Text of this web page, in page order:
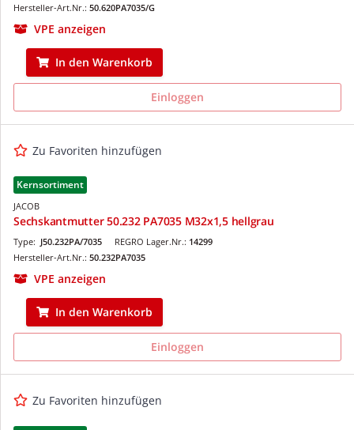
Hersteller-Art.Nr.: 50.620PA7035/G
VPE anzeigen
In den Warenkorb
Einloggen
Zu Favoriten hinzufügen
Kernsortiment
JACOB
Sechskantmutter 50.232 PA7035 M32x1,5 hellgrau
REGRO Lager.Nr.: 14299
Type: J50.232PA/7035
Hersteller-Art.Nr.: 50.232PA7035
VPE anzeigen
In den Warenkorb
Einloggen
Zu Favoriten hinzufügen